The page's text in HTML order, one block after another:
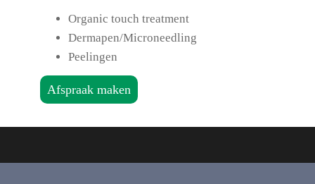
Organic touch treatment
Dermapen/Microneedling
Peelingen
Afspraak maken